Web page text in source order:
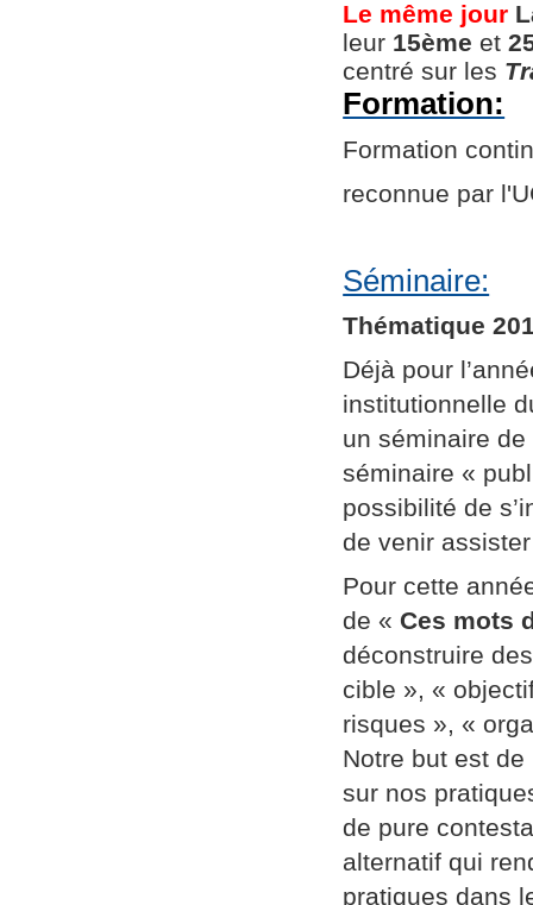
Le même jour
leur 15ème et
centré sur les
Formation:
Formation
reconnue par
Séminaire:
Thématique
Déjà pour
institutionnelle
un séminaire
séminaire «
possibilité de
de venir
Pour cette
de « Ces mots
déconstruire
cible », «
risques », «
Notre but est de
sur nos
de pure
alternatif qui
pratiques dans